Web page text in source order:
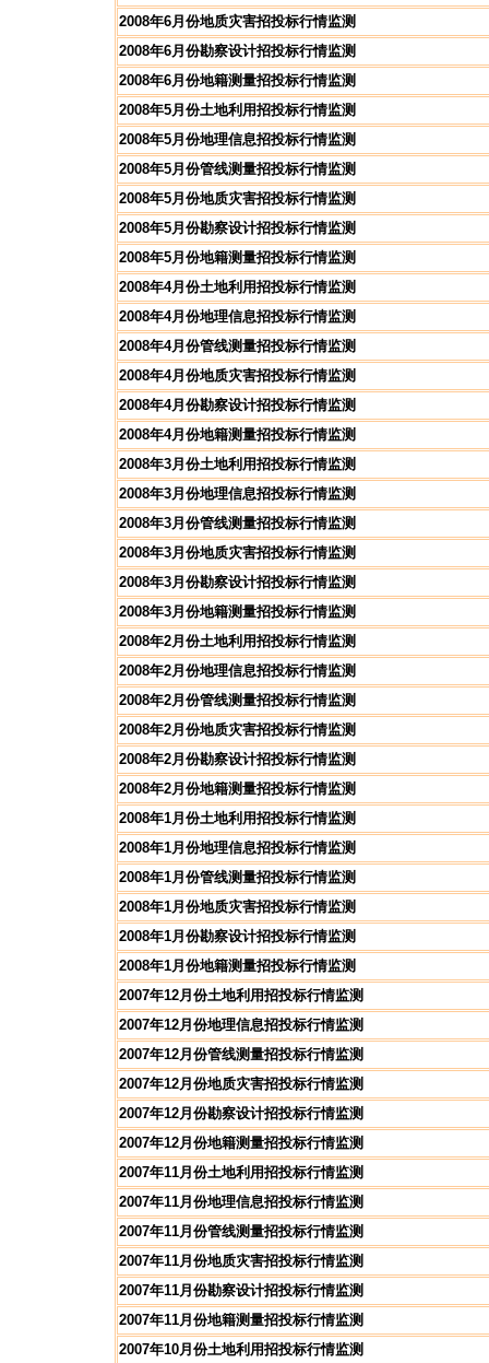
2008年6月份地质灾害招投标行情监测
2008年6月份勘察设计招投标行情监测
2008年6月份地籍测量招投标行情监测
2008年5月份土地利用招投标行情监测
2008年5月份地理信息招投标行情监测
2008年5月份管线测量招投标行情监测
2008年5月份地质灾害招投标行情监测
2008年5月份勘察设计招投标行情监测
2008年5月份地籍测量招投标行情监测
2008年4月份土地利用招投标行情监测
2008年4月份地理信息招投标行情监测
2008年4月份管线测量招投标行情监测
2008年4月份地质灾害招投标行情监测
2008年4月份勘察设计招投标行情监测
2008年4月份地籍测量招投标行情监测
2008年3月份土地利用招投标行情监测
2008年3月份地理信息招投标行情监测
2008年3月份管线测量招投标行情监测
2008年3月份地质灾害招投标行情监测
2008年3月份勘察设计招投标行情监测
2008年3月份地籍测量招投标行情监测
2008年2月份土地利用招投标行情监测
2008年2月份地理信息招投标行情监测
2008年2月份管线测量招投标行情监测
2008年2月份地质灾害招投标行情监测
2008年2月份勘察设计招投标行情监测
2008年2月份地籍测量招投标行情监测
2008年1月份土地利用招投标行情监测
2008年1月份地理信息招投标行情监测
2008年1月份管线测量招投标行情监测
2008年1月份地质灾害招投标行情监测
2008年1月份勘察设计招投标行情监测
2008年1月份地籍测量招投标行情监测
2007年12月份土地利用招投标行情监测
2007年12月份地理信息招投标行情监测
2007年12月份管线测量招投标行情监测
2007年12月份地质灾害招投标行情监测
2007年12月份勘察设计招投标行情监测
2007年12月份地籍测量招投标行情监测
2007年11月份土地利用招投标行情监测
2007年11月份地理信息招投标行情监测
2007年11月份管线测量招投标行情监测
2007年11月份地质灾害招投标行情监测
2007年11月份勘察设计招投标行情监测
2007年11月份地籍测量招投标行情监测
2007年10月份土地利用招投标行情监测